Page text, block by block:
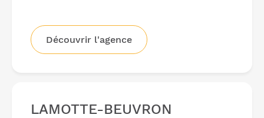
Découvrir l'agence
LAMOTTE-BEUVRON